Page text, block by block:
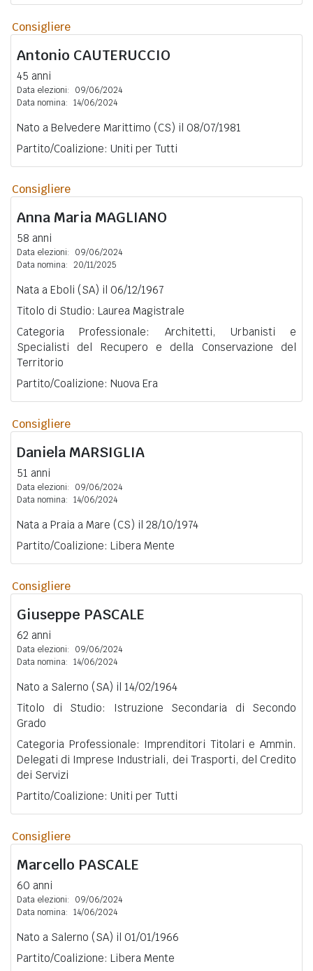
Consigliere
Antonio CAUTERUCCIO
45 anni
Data elezioni:
09/06/2024
Data nomina: 14/06/2024
Nato a Belvedere Marittimo (CS) il 08/07/1981
Partito/Coalizione: Uniti per Tutti
Consigliere
Anna Maria MAGLIANO
58 anni
Data elezioni:
09/06/2024
Data nomina: 20/11/2025
Nata a Eboli (SA) il 06/12/1967
Titolo di Studio: Laurea Magistrale
Categoria Professionale: Architetti, Urbanisti e
Specialisti del Recupero e della Conservazione del
Territorio
Partito/Coalizione: Nuova Era
Consigliere
Daniela MARSIGLIA
51 anni
Data elezioni:
09/06/2024
Data nomina: 14/06/2024
Nata a Praia a Mare (CS) il 28/10/1974
Partito/Coalizione: Libera Mente
Consigliere
Giuseppe PASCALE
62 anni
Data elezioni:
09/06/2024
Data nomina: 14/06/2024
Nato a Salerno (SA) il 14/02/1964
Titolo di Studio: Istruzione Secondaria di Secondo
Grado
Categoria Professionale: Imprenditori Titolari e Ammin.
Delegati di Imprese Industriali, dei Trasporti, del Credito
dei Servizi
Partito/Coalizione: Uniti per Tutti
Consigliere
Marcello PASCALE
60 anni
Data elezioni:
09/06/2024
Data nomina: 14/06/2024
Nato a Salerno (SA) il 01/01/1966
Partito/Coalizione: Libera Mente